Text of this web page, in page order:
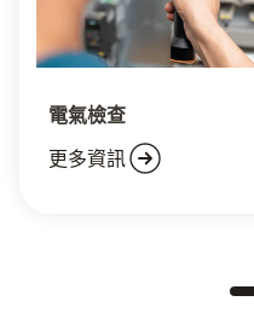
電氣檢查
更多資訊